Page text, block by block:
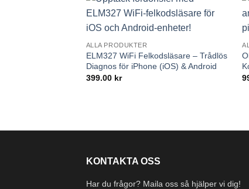
ALLA PRODUKTER
ELM327 WiFi Felkodsläsare – Trådlös
Diagnos för iPhone (iOS) & Android
399.00 kr
KONTAKTA OSS
Har du frågor? Maila oss så hjälper vi dig!